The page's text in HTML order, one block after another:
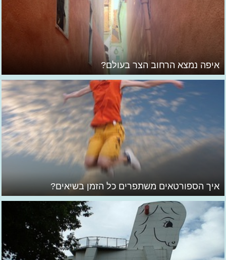
איפה נמצא הרחוב הצר בעולם?
איך הספורטאים משתפרים כל הזמן בשיאים?